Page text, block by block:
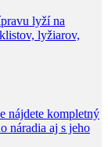
lyží na
lyžiarov,
nájdete kompletný
náradia aj s jeho